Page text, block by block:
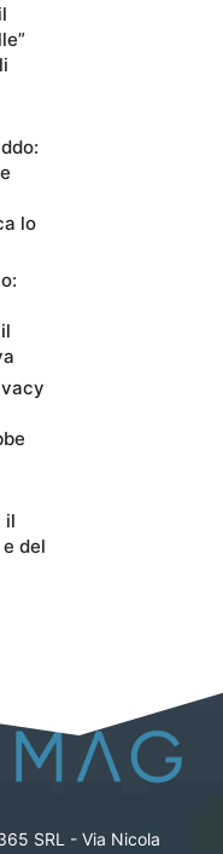
lo
il
del
SRL - Via Nicola